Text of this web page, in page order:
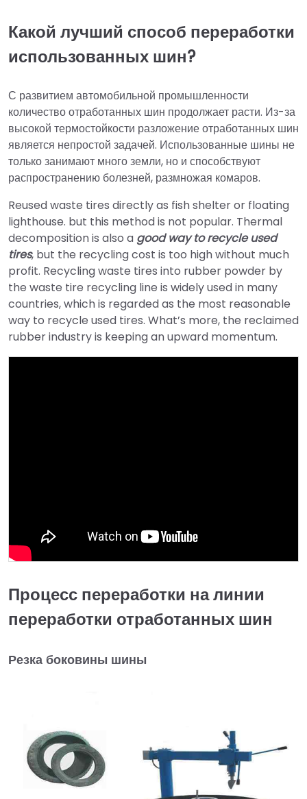
Какой лучший способ переработки
использованных шин?
С развитием автомобильной промышленности
количество отработанных шин продолжает расти. Из-за
высокой термостойкости разложение отработанных шин
является непростой задачей. Использованные шины не
только занимают много земли, но и способствуют
распространению болезней, размножая комаров.
Reused waste tires directly as fish shelter or floating
lighthouse. but this method is not popular. Thermal
decomposition is also a good way to recycle used
tires, but the recycling cost is too high without much
profit. Recycling waste tires into rubber powder by
the waste tire recycling line is widely used in many
countries, which is regarded as the most reasonable
way to recycle used tires. What’s more, the reclaimed
rubber industry is keeping an upward momentum.
Процесс переработки на линии
переработки отработанных шин
Резка боковины шины